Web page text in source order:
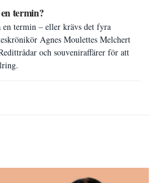
termin?
en termin – eller krävs det fyra
Agnes Moulettes Melchert
och souveniraffärer för att